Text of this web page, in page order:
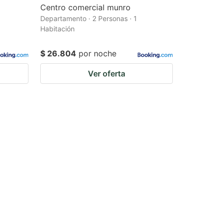
Centro comercial munro
Departamento · 2 Personas · 1
Habitación
$ 26.804 por noche
Ver oferta